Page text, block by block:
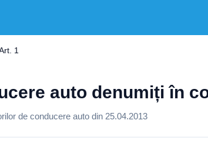
1
auto denumiți în
de conducere auto din 25.04.2013